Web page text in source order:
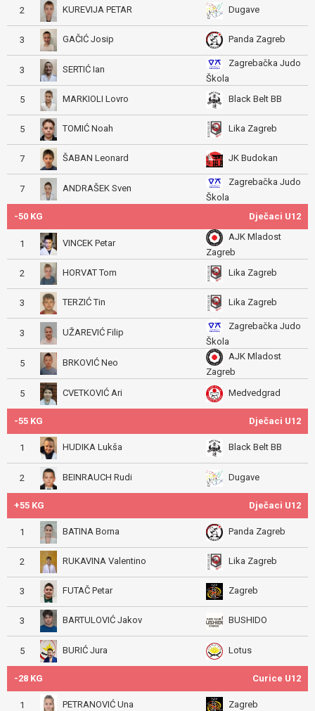
2 KUREVIJA PETAR Dugave
3 GAČIĆ Josip Panda Zagreb
3 SERTIĆ Ian
Zagrebačka Judo
Škola
5
MARKIOLI Lovro Black Belt BB
5 TOMIĆ Noah Lika Zagreb
7 ŠABAN Leonard JK Budokan
7 ANDRAŠEK Sven
Zagrebačka Judo
Škola
-50 KG
Dječaci U12
1 VINCEK Petar
AJK Mladost
Zagreb
2
HORVAT Tom Lika Zagreb
3 TERZIĆ Tin Lika Zagreb
3 UŽAREVIĆ Filip
Zagrebačka Judo
Škola
5 BRKOVIĆ Neo
AJK Mladost
Zagreb
5 CVETKOVIĆ Ari Medvedgrad
-55 KG Dječaci U12
1 HUDIKA Lukša Black Belt BB
2 BEINRAUCH Rudi Dugave
+55 KG Dječaci U12
1 BATINA Borna Panda Zagreb
2 RUKAVINA Valentino Lika Zagreb
3 FUTAČ Petar Zagreb
3 BARTULOVIĆ Jakov BUSHIDO
5 BURIĆ Jura Lotus
-28 KG Curice U12
1 PETRANOVIĆ Una Zagreb